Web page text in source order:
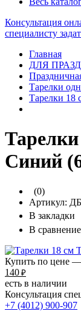
Консультация
специалисту
Главная
ДЛЯ
Тарелки
Тарелки 18
Синий
(0)
Артикул:
В закладки
В сравнение
Купить по цене —
140 ₽
есть в наличии
Консультация
+7 (4012) 900-907